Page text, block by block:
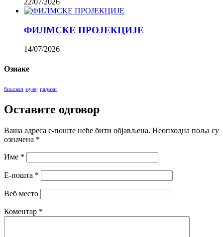
22/07/2026
ФИЛМСКЕ ПРОЈЕКЦИЈЕ
14/07/2026
Ознаке
биоскоп музеј радови
Оставите одговор
Ваша адреса е-поште неће бити објављена. Неопходна поља су
означена *
Име *
Е-пошта *
Веб место
Коментар *